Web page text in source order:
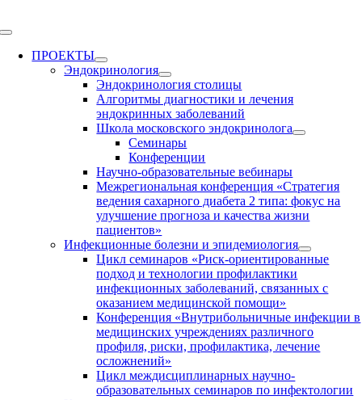
to
Toggle
NavigationПРОЕКТЫ
Эндокринология
Эндокринология столицы
Алгоритмы диагностики и лечения
эндокринных заболеваний
Школа московского эндокринолога
Семинары
Конференции
Научно-образовательные вебинары
Межрегиональная конференция «Стратегия
ведения сахарного диабета 2 типа: фокус на
улучшение прогноза и качества жизни
пациентов»
Инфекционные болезни и эпидемиология
Цикл семинаров «Риск-ориентированные
подход и технологии профилактики
инфекционных заболеваний, связанных с
оказанием медицинской помощи»
Конференция «Внутрибольничные инфекции в
медицинских учреждениях различного
профиля, риски, профилактика, лечение
осложнений»
Цикл междисциплинарных научно-
образовательных семинаров по инфектологии